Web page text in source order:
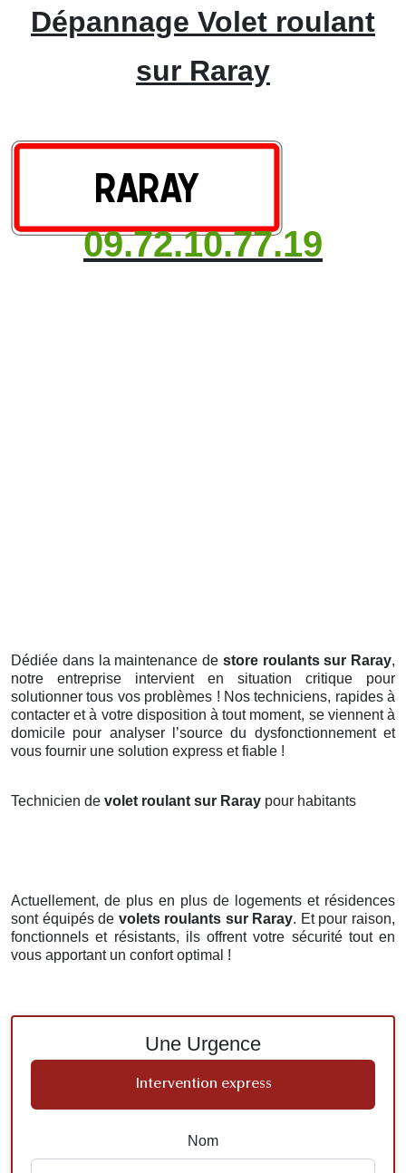
Dépannage Volet roulant
sur Raray
09.72.10.77.19
Dédiée dans la maintenance de store roulants sur Raray,
notre entreprise intervient en situation critique pour
solutionner tous vos problèmes ! Nos techniciens, rapides à
contacter et à votre disposition à tout moment, se viennent à
domicile pour analyser l’source du dysfonctionnement et
vous fournir une solution express et fiable !
Technicien de volet roulant sur Raray pour habitants
Actuellement, de plus en plus de logements et résidences
sont équipés de volets roulants sur Raray. Et pour raison,
fonctionnels et résistants, ils offrent votre sécurité tout en
vous apportant un confort optimal !
Une Urgence
Intervention express
Nom